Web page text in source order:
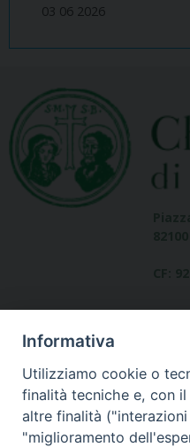
03 06 2026
Informativa
Utilizziamo cookie o
finalità tecniche e, con
altre finalità
"miglioramento